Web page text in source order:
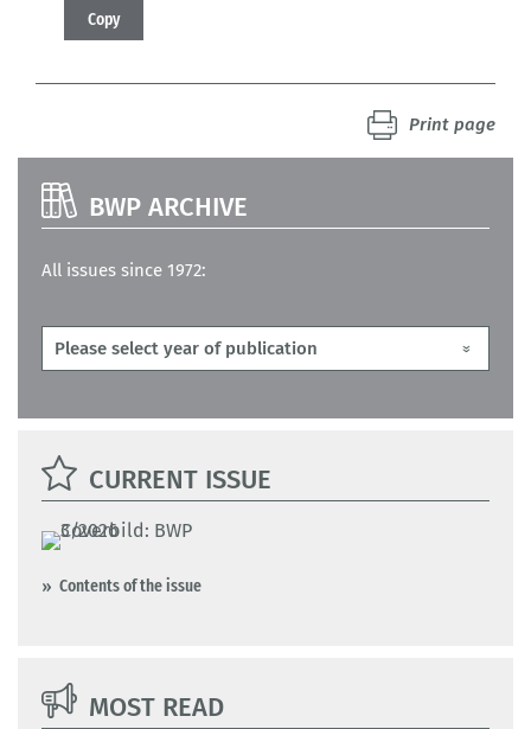
Copy
Print page
BWP ARCHIVE
All issues since 1972:
CURRENT ISSUE
Contents of the issue
MOST READ